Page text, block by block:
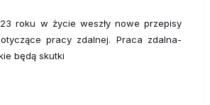
roku w życie weszły nowe przepisy
pracy zdalnej. Praca zdalna-
będą skutki